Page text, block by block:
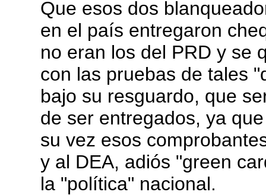
Que esos dos
en el país entregaron
no eran los del PRD y se
con las pruebas de tales
bajo su resguardo, que
de ser entregados, ya
su vez esos
y al DEA, adiós "green
la "política" nacional.